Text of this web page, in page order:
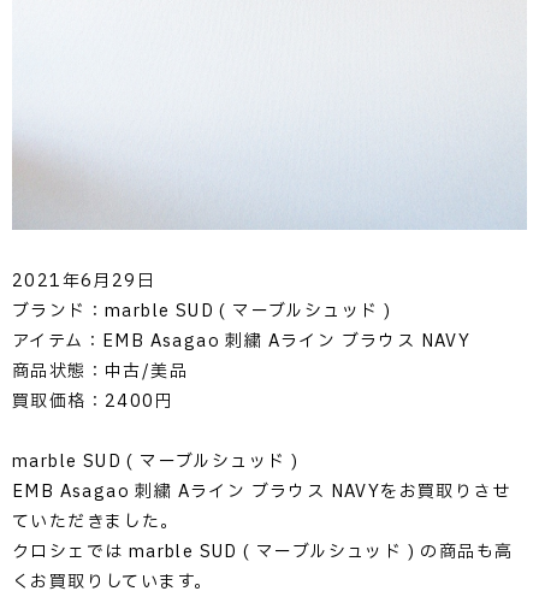
2021年6月29日
ブランド：marble SUD ( マーブルシュッド )
アイテム：EMB Asagao 刺繍 Aライン ブラウス NAVY
商品状態：中古/美品
買取価格：2400円
marble SUD ( マーブルシュッド )
EMB Asagao 刺繍 Aライン ブラウス NAVYをお買取りさせ
ていただきました。
クロシェでは marble SUD ( マーブルシュッド ) の商品も高
くお買取りしています。